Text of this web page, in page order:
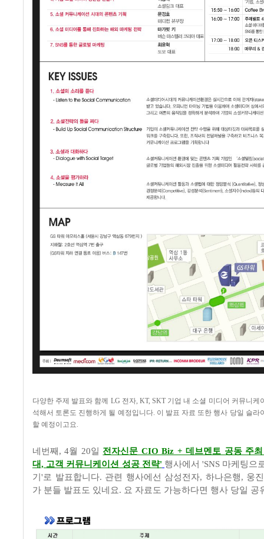
다양한 주제 발표와 함께 LG 전자, KT, SKT 기업 내 소셜 미디어 커뮤니케
석해서 토론도 진행하게 될 예정입니다. 이 발표 자료 또한 행사 당일 슬라
할 예정이고요.
네번째, 4월 20일 전자신문 CIO Biz + 데브멘토 공동 주
대, 고객 커뮤니케이션 성공 전략' 행사에서 'SNS 마케팅으
기'로 발표합니다. 관련 행사에선 삼성전자, 하나은행, 웅
가 분들 발표도 있네요. 요 자료도 가능하다면 행사 당일 공